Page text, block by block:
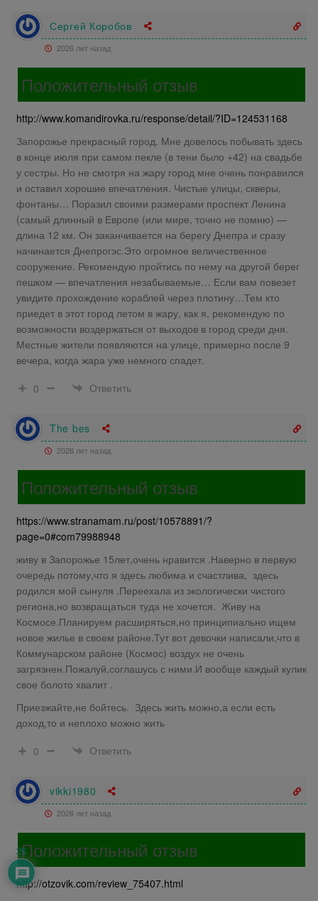
Сергей Коробов
2026 лет назад
Положительный отзыв
http://www.komandirovka.ru/response/detail/?ID=124531168
Запорожье прекрасный город. Мне довелось побывать здесь
в конце июля при самом пекле (в тени было +42) на свадьбе
у сестры. Но не смотря на жару город мне очень понравился
и оставил хорошие впечатления. Чистые улицы, скверы,
фонтаны… Поразил своими размерами проспект Ленина
(самый длинный в Европе (или мире, точно не помню) —
длина 12 км. Он заканчивается на берегу Днепра и сразу
начинается Днепрогэс.Это огромное величественное
сооружение. Рекомендую пройтись по нему на другой берег
пешком — впечатления незабываемые… Если вам повезет
увидите прохождение кораблей через плотину…Тем кто
приедет в этот город летом в жару, как я, рекомендую по
возможности воздержаться от выходов в город среди дня.
Местные жители появляются на улице, примерно после 9
вечера, когда жара уже немного спадет.
0
Ответить
The bes
2026 лет назад
Положительный отзыв
https://www.stranamam.ru/post/10578891/?
page=0#com79988948
живу в Запорожье 15лет,очень нравится .Наверно в первую
очередь потому,что я здесь любима и счастлива, здесь
родился мой сынуля .Переехала из экологически чистого
региона,но возвращаться туда не хочется. Живу на
Космосе.Планируем расширяться,но принципиально ищем
новое жилье в своем районе.Тут вот девочки написали,что в
Коммунарском районе (Космос) воздух не очень
загрязнен.Пожалуй,соглашусь с ними.И вообще каждый кулик
свое болото хвалит .
Приезжайте,не бойтесь. Здесь жить можно,а если есть
доход,то и неплохо можно жить
0
Ответить
vikki1980
2026 лет назад
Положительный отзыв
http://otzovik.com/review_75407.html
26